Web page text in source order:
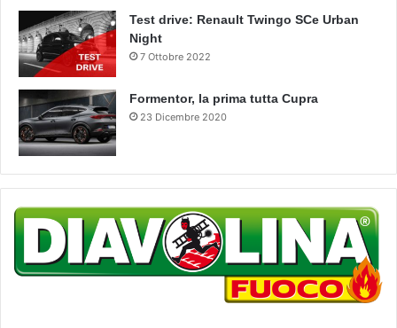
Test drive: Renault Twingo SCe Urban
Night
7 Ottobre 2022
Formentor, la prima tutta Cupra
23 Dicembre 2020